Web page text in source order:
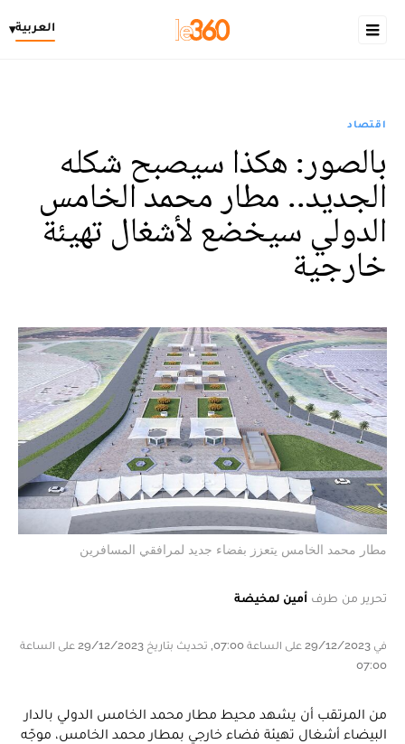
العربية▾
اقتصاد
بالصور: هكذا سيصبح شكله
الجديد.. مطار محمد الخامس
الدولي سيخضع لأشغال تهيئة
خارجية
مطار محمد الخامس يتعزز بفضاء جديد لمرافقي المسافرين
تحرير من طرف أمين لمخيضة
في 29/12/2023 على الساعة 07:00, تحديث بتاريخ 29/12/2023 على الساعة
07:00
من المرتقب أن يشهد محيط مطار محمد الخامس الدولي بالدار
البيضاء أشغال تهيئة فضاء خارجي بمطار محمد الخامس، موجّه